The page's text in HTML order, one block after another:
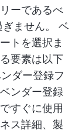
ーであるべ
ません。 ベ
トを選択ま
要素は以下
ダー登録フ
ンダー登録
すぐに使用
ス詳細、製